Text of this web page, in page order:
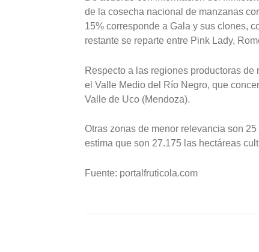
de la cosecha nacional de manzanas
15% corresponde a Gala y sus clones,
restante se reparte entre Pink Lady,
Respecto a las regiones productoras
el Valle Medio del Río Negro, que
Valle de Uco (Mendoza).
Otras zonas de menor relevancia son
estima que son 27.175 las hectáreas
Fuente: portalfruticola.com